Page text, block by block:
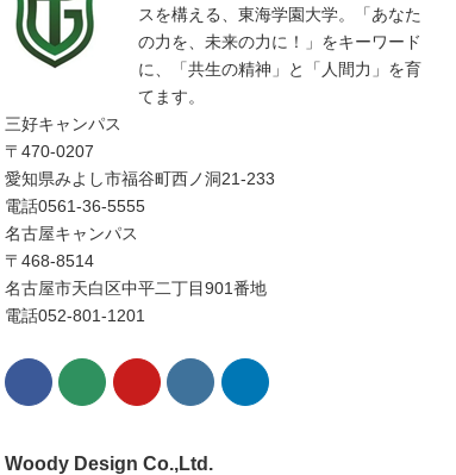
スを構える、東海学園大学。「あなた
の力を、未来の力に！」をキーワード
に、「共生の精神」と「人間力」を育
てます。
三好キャンパス
〒470-0207
愛知県みよし市福谷町西ノ洞21-233
電話0561-36-5555
名古屋キャンパス
〒468-8514
名古屋市天白区中平二丁目901番地
電話052-801-1201
Woody Design Co.,Ltd.​